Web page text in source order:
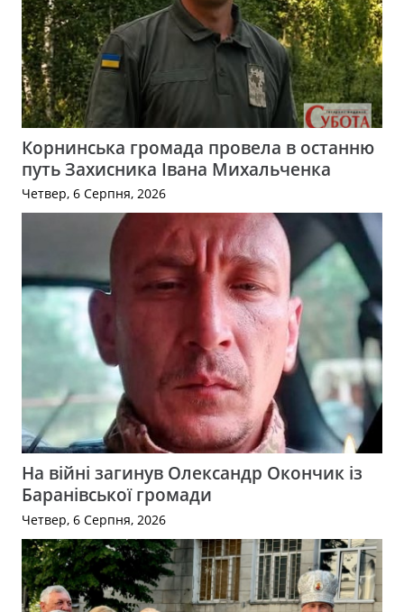
Корнинська громада провела в останню
путь Захисника Івана Михальченка
Четвер, 6 Серпня, 2026
На війні загинув Олександр Окончик із
Баранівської громади
Четвер, 6 Серпня, 2026